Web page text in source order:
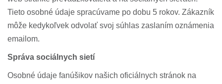
Tieto osobné údaje spracúvame po dobu 5 rokov. Zákazník
môže kedykoľvek odvolať svoj súhlas zaslaním oznámenia
emailom.
Správa sociálnych sietí
Osobné údaje fanúšikov našich oficiálnych stránok na